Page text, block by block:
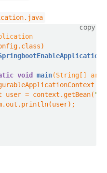
copy
void main(String[]
user = context.getBean(